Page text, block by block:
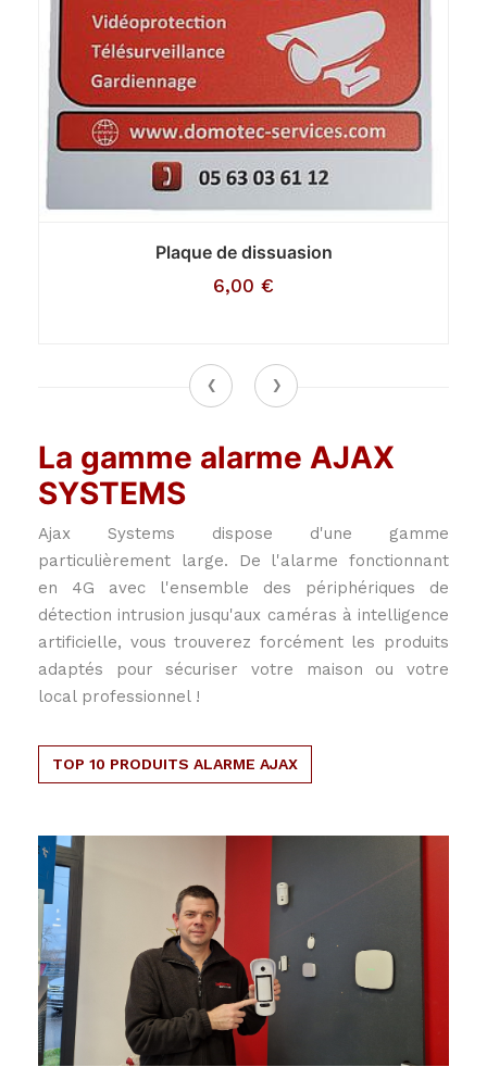
Plaque de dissuasion
6,00 €
‹ ›
La gamme alarme AJAX
SYSTEMS
Ajax Systems dispose d'une gamme
particulièrement large. De l'alarme fonctionnant
en 4G avec l'ensemble des périphériques de
détection intrusion jusqu'aux caméras à intelligence
artificielle, vous trouverez forcément les produits
adaptés pour sécuriser votre maison ou votre
local professionnel !
TOP 10 PRODUITS ALARME AJAX